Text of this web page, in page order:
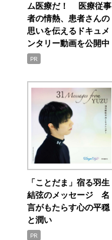
ム医療だ！ 医療従事
者の情熱、患者さんの
思いを伝えるドキュメ
ンタリー動画を公開中
PR
「ことだま」宿る羽生
結弦のメッセージ 名
言がもたらす心の平穏
と潤い
PR